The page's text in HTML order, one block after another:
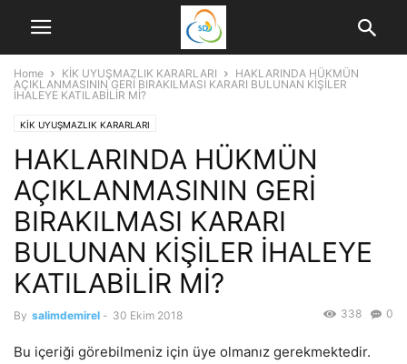
Home KİK UYUŞMAZLIK KARARLARI
HAKLARINDA HÜKMÜN
AÇIKLANMASININ GERİ BIRAKILMASI KARARI BULUNAN KİŞİLER
İHALEYE KATILABİLİR Mİ?
KİK UYUŞMAZLIK KARARLARI
HAKLARINDA HÜKMÜN
AÇIKLANMASININ GERİ
BIRAKILMASI KARARI
BULUNAN KİŞİLER İHALEYE
KATILABİLİR Mİ?
By salimdemirel - 30 Ekim 2018 0
338
Bu içeriği görebilmeniz için üye olmanız gerekmektedir.